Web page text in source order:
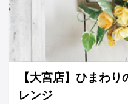
【大宮店】ひまわ
レンジ